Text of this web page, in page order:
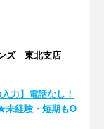
ンズ 東北支店
力】電話なし！
未経験・短期もO